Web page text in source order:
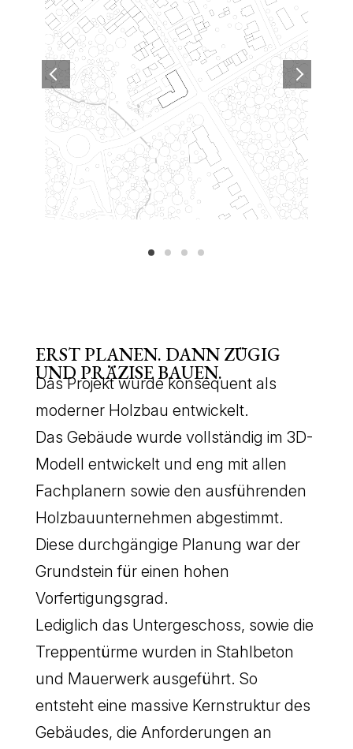
ERST PLANEN. DANN ZÜGIG
UND PRÄZISE BAUEN.
Das Projekt wurde konsequent als
moderner Holzbau entwickelt.
Das Gebäude wurde vollständig im 3D-
Modell entwickelt und eng mit allen
Fachplanern sowie den ausführenden
Holzbauunternehmen abgestimmt.
Diese durchgängige Planung war der
Grundstein für einen hohen
Vorfertigungsgrad.
Lediglich das Untergeschoss, sowie die
Treppentürme wurden in Stahlbeton
und Mauerwerk ausgeführt. So
entsteht eine massive Kernstruktur des
Gebäudes, die Anforderungen an